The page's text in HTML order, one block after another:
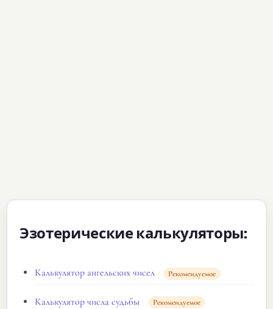
Эзотерические калькуляторы:
Калькулятор ангельских чисел Рекомендуемое
Калькулятор числа судьбы Рекомендуемое